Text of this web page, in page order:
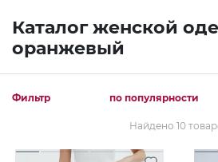
Каталог женской
оранжевый
Фильтр по популярности
Найдено 10